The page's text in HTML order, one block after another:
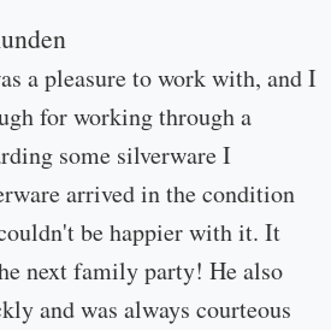
a pleasure to work with, and I
for working through a
some silverware I
arrived in the condition
be happier with it. It
next family party! He also
and was always courteous